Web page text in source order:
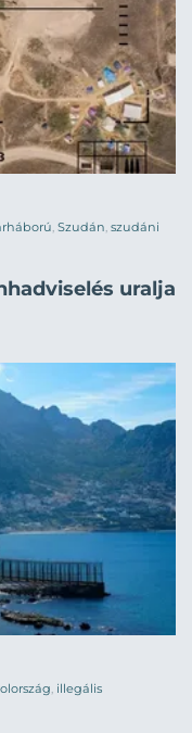
Szudán szudáni
uralja
, illegális